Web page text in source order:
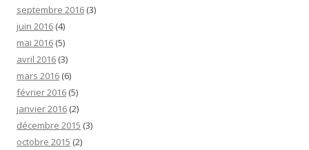
septembre 2016 (3)
juin 2016 (4)
mai 2016 (5)
avril 2016 (3)
mars 2016 (6)
février 2016 (5)
janvier 2016 (2)
décembre 2015 (3)
octobre 2015 (2)